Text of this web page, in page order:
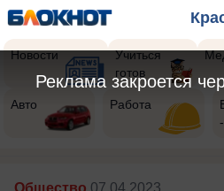
Новости
Учиться
готов
Авто Работа
Общество 07.04.2023
Реклама закроется